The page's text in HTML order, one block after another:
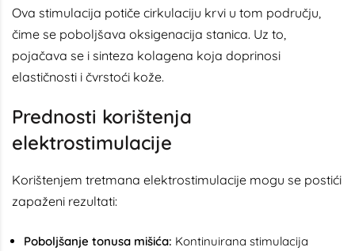
Ova stimulacija potiče cirkulaciju krvi u tom području,
čime se poboljšava oksigenacija stanica. Uz to,
pojačava se i sinteza kolagena koja doprinosi
elastičnosti i čvrstoći kože.
Prednosti korištenja
elektrostimulacije
Korištenjem tretmana elektrostimulacije mogu se postići
zapaženi rezultati:
Poboljšanje tonusa mišića: Kontinuirana stimulacija